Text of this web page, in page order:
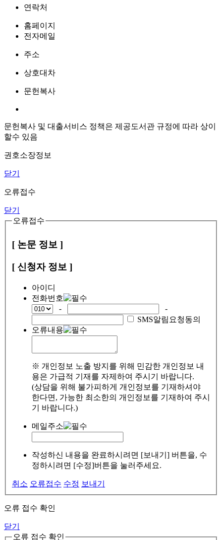
연락처
홈페이지
전자메일
주소
상호대차
문헌복사
문헌복사 및 대출서비스 정책은 제공도서관 규정에 따라 상이
할수 있음
권호소장정보
닫기
오류접수
닫기
오류접수
[ 논문 정보 ]
[ 신청자 정보 ]
아이디
전화번호
-
-
SMS알림요청동의
오류내용
※ 개인정보 노출 방지를 위해 민감한 개인정보 내
용은 가급적 기재를 자제하여 주시기 바랍니다.
(상담을 위해 불가피하게 개인정보를 기재하셔야
한다면, 가능한 최소한의 개인정보를 기재하여 주시
기 바랍니다.)
메일주소
작성하신 내용을 완료하시려면 [보내기] 버튼을, 수
정하시려면 [수정]버튼을 눌러주세요.
취소 오류접수 수정 보내기
오류 접수 확인
닫기
오류 접수 확인